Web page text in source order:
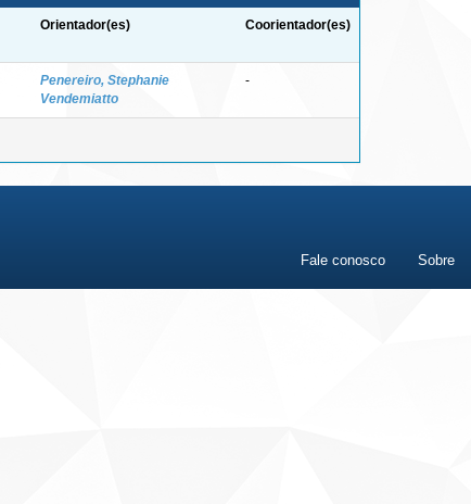
Orientador(es) Coorientador(es)
Penereiro, Stephanie
Vendemiatto
-
Fale conosco Sobre